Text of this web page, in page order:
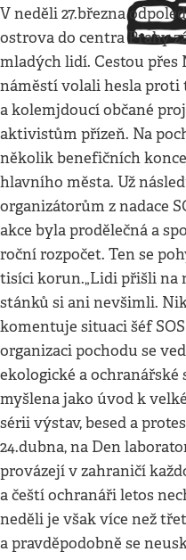
V neděli 27.března
ostrova do centra Prahy
mladých lidí. Cestou přes
náměstí volali hesla
a kolemjdoucí občané
aktivistům přízeň. Na
několik benefičních
hlavního města. Už
organizátorům z nadace
akce byla prodělečná a
roční rozpočet. Ten se
tisíci korun.„Lidi přišli na
stánků si ani nevšimli.
komentuje situaci šéf
organizaci pochodu se
ekologické a ochranářské
myšlena jako úvod k
sérii výstav, besed a
24.dubna, na Den
provázejí v zahraničí
a čeští ochranáři letos
neděli je však více než
a pravděpodobně se